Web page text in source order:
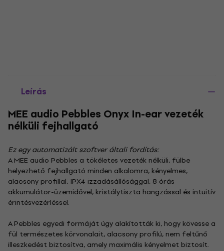
Leírás
MEE audio Pebbles Onyx In-ear vezeték
nélküli fejhallgató
Ez egy automatizált szoftver általi fordítás:
A MEE audio Pebbles a tökéletes vezeték nélküli, fülbe
helyezhető fejhallgató minden alkalomra, kényelmes,
alacsony profillal, IPX4 izzadásállósággal, 8 órás
akkumulátor-üzemidővel, kristálytiszta hangzással és intuitív
érintésvezérléssel.
A Pebbles egyedi formáját úgy alakították ki, hogy kövesse a
fül természetes körvonalait, alacsony profilú, nem feltűnő
illeszkedést biztosítva, amely maximális kényelmet biztosít.